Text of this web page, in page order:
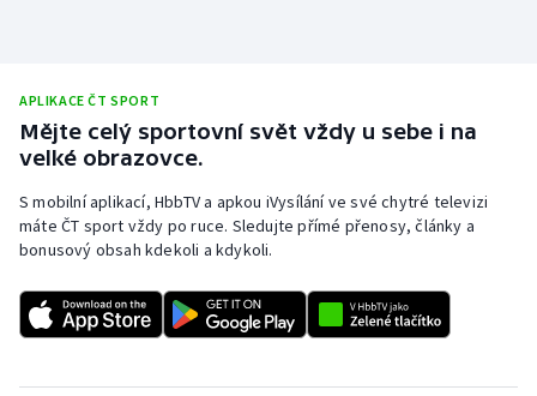
Plavání
Plážový volejbal
Ragby
Rychlobruslení
APLIKACE ČT SPORT
Mějte celý sportovní svět vždy u sebe i na
velké obrazovce.
S mobilní aplikací, HbbTV a apkou iVysílání ve své chytré televizi
máte ČT sport vždy po ruce. Sledujte přímé přenosy, články a
bonusový obsah kdekoli a kdykoli.